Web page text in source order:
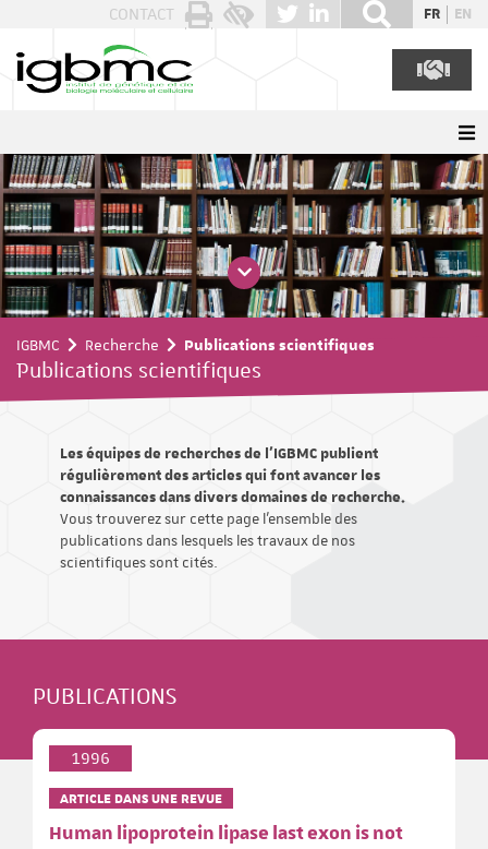
CONTACT FR EN
IGBMC Recherche Publications scientifiques
Publications scientifiques
Les équipes de recherches de l'IGBMC publient
régulièrement des articles qui font avancer les
connaissances dans divers domaines de recherche.
Vous trouverez sur cette page l'ensemble des
publications dans lesquels les travaux de nos
scientifiques sont cités.
PUBLICATIONS
1996
ARTICLE DANS UNE REVUE
Human lipoprotein lipase last exon is not
Panneau de gestion des cookies